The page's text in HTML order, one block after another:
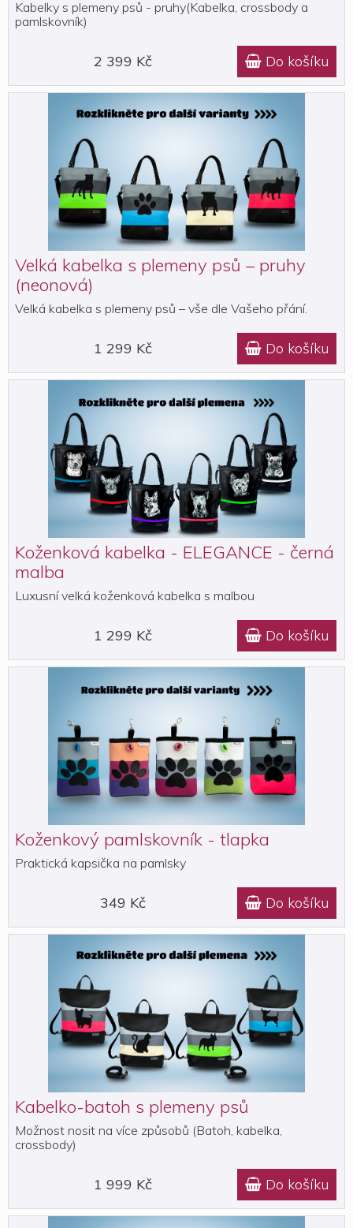
Kabelky s plemeny psů - pruhy(Kabelka, crossbody a
pamlskovník)
2 399 Kč  Do košíku
Velká kabelka s plemeny psů – pruhy
(neonová)
Velká kabelka s plemeny psů – vše dle Vašeho přání.
1 299 Kč  Do košíku
Koženková kabelka - ELEGANCE - černá
malba
Luxusní velká koženková kabelka s malbou
1 299 Kč  Do košíku
Koženkový pamlskovník - tlapka
Praktická kapsička na pamlsky
349 Kč  Do košíku
Kabelko-batoh s plemeny psů
Možnost nosit na více způsobů (Batoh, kabelka,
crossbody)
1 999 Kč  Do košíku